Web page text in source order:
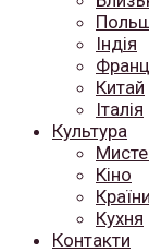
Індія
Китай
Італія
Культура
Кіно
Кухня
Контакти